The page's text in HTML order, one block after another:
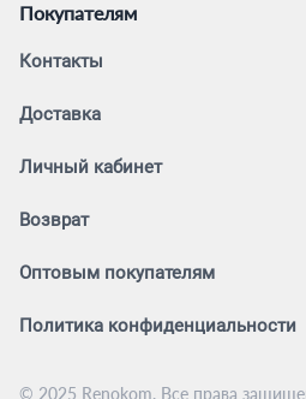
Покупателям
Контакты
Доставка
Личный кабинет
Возврат
Оптовым покупателям
Политика конфиденциальности
© 2025 Renokom. Все права